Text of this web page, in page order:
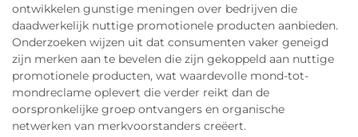
ontwikkelen gunstige meningen over bedrijven die
daadwerkelijk nuttige promotionele producten aanbieden.
Onderzoeken wijzen uit dat consumenten vaker geneigd
zijn merken aan te bevelen die zijn gekoppeld aan nuttige
promotionele producten, wat waardevolle mond-tot-
mondreclame oplevert die verder reikt dan de
oorspronkelijke groep ontvangers en organische
netwerken van merkvoorstanders creëert.